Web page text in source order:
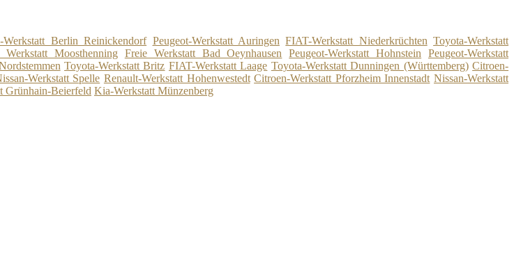
Werkstatt Berlin Reinickendorf Peugeot-Werkstatt Auringen FIAT-Werkstatt Niederkrüchten Toyota-Werkstatt
Werkstatt Moosthenning Freie Werkstatt Bad Oeynhausen Peugeot-Werkstatt Hohnstein
Peugeot-Werkstatt
Toyota-Werkstatt Britz FIAT-Werkstatt Laage Toyota-Werkstatt Dunningen (Württemberg) Citroen-
Werkstatt Spelle Renault-Werkstatt Hohenwestedt Citroen-Werkstatt Pforzheim Innenstadt Nissan-Werkstatt
Grünhain-Beierfeld Kia-Werkstatt Münzenberg